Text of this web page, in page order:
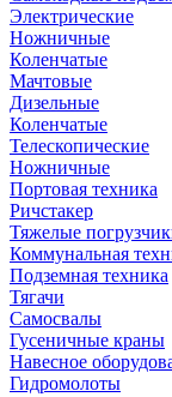
Электрические
Ножничные
Коленчатые
Мачтовые
Дизельные
Коленчатые
Телескопические
Ножничные
Портовая техника
Ричстакер
Тяжелые
Коммунальная
Подземная техника
Тягачи
Самосвалы
Гусеничные краны
Навесное
Гидромолоты